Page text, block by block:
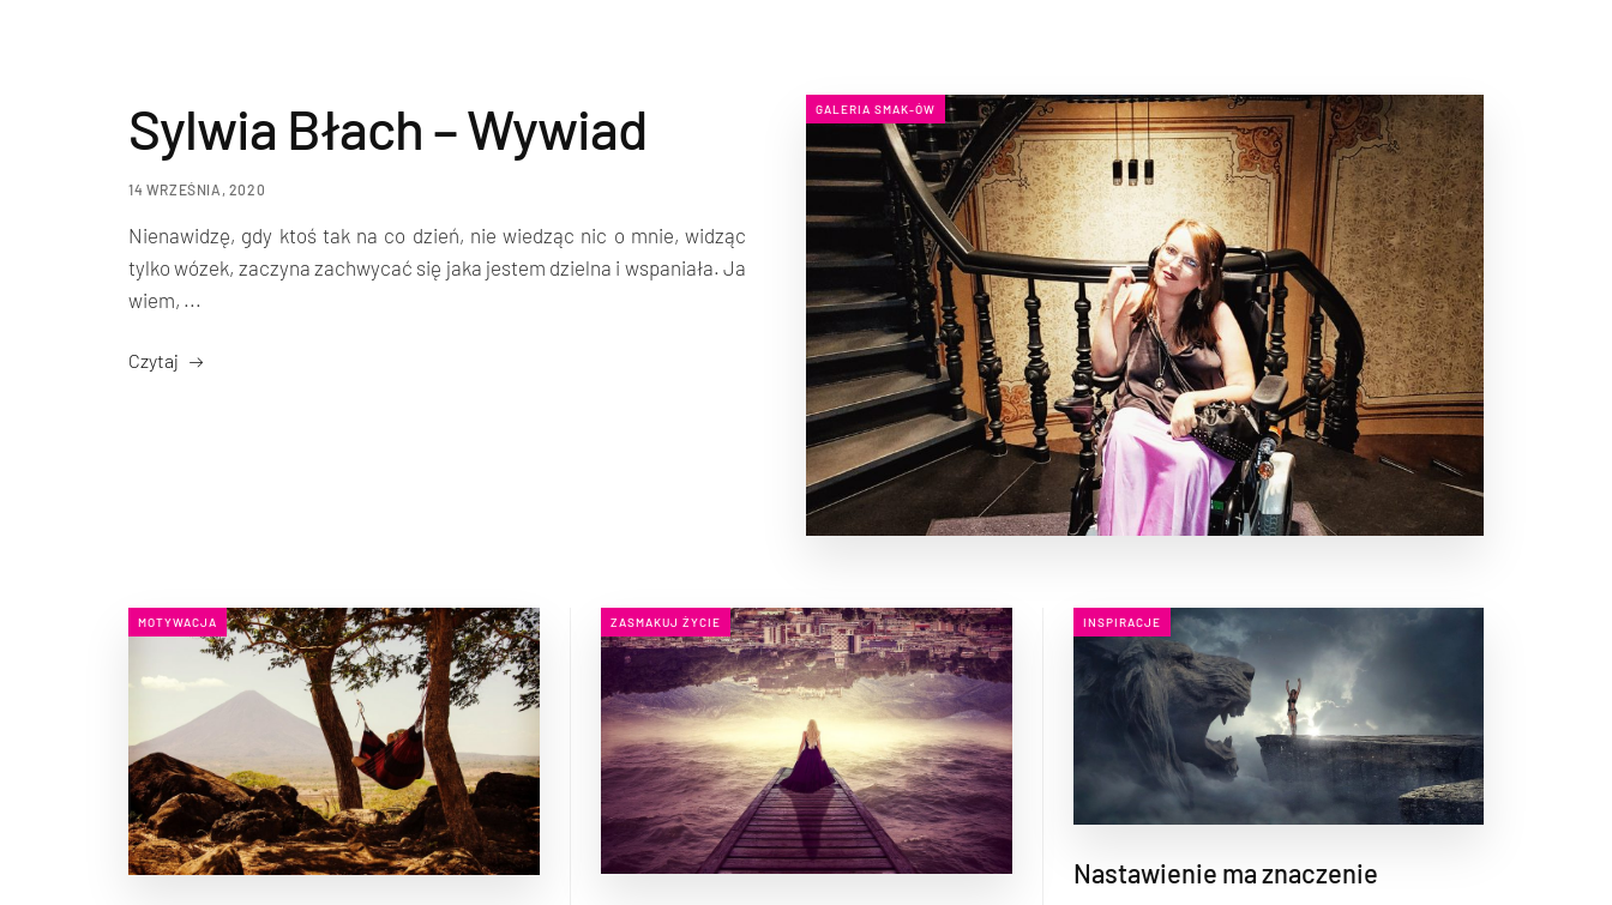
GALERIA SMAK-ÓW
Sylwia Błach – Wywiad
14 WRZEŚNIA, 2020
Nienawidzę, gdy ktoś tak na co dzień, nie wiedząc nic o mnie, widząc
tylko wózek, zaczyna zachwycać się jaka jestem dzielna i wspaniała. Ja
wiem, ...
Czytaj
MOTYWACJA ZASMAKUJ ŻYCIE INSPIRACJE
Nastawienie ma znaczenie